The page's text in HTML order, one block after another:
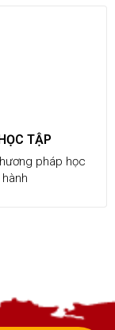
TẬP
pháp học